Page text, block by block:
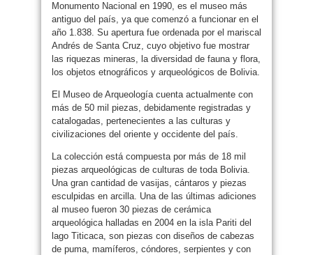
Monumento Nacional en 1990, es el museo más
antiguo del país, ya que comenzó a funcionar en el
año 1.838. Su apertura fue ordenada por el mariscal
Andrés de Santa Cruz, cuyo objetivo fue mostrar
las riquezas mineras, la diversidad de fauna y flora,
los objetos etnográficos y arqueológicos de Bolivia.
El Museo de Arqueología cuenta actualmente con
más de 50 mil piezas, debidamente registradas y
catalogadas, pertenecientes a las culturas y
civilizaciones del oriente y occidente del país.
La colección está compuesta por más de 18 mil
piezas arqueológicas de culturas de toda Bolivia.
Una gran cantidad de vasijas, cántaros y piezas
esculpidas en arcilla. Una de las últimas adiciones
al museo fueron 30 piezas de cerámica
arqueológica halladas en 2004 en la isla Pariti del
lago Titicaca, son piezas con diseños de cabezas
de puma, mamíferos, cóndores, serpientes y con